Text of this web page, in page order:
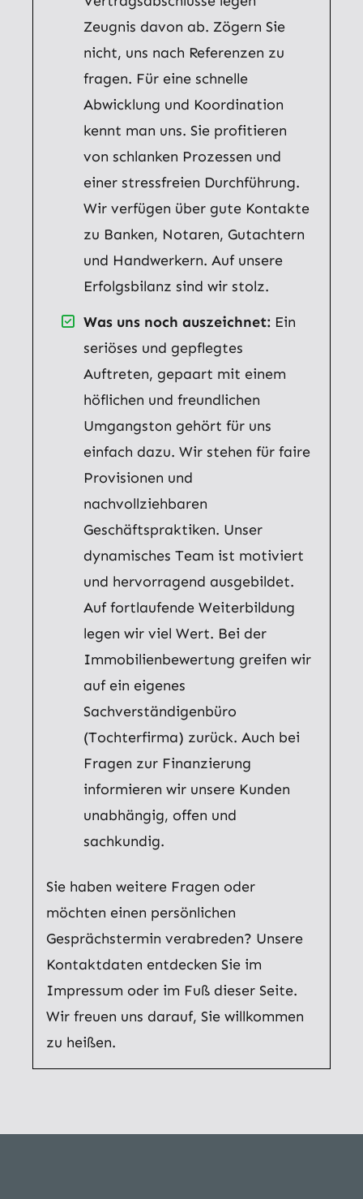
Zeugnis davon ab. Zögern Sie
nicht, uns nach Referenzen zu
fragen. Für eine schnelle
Abwicklung und Koordination
kennt man uns. Sie profitieren
von schlanken Prozessen und
einer stressfreien Durchführung.
Wir verfügen über gute Kontakte
zu Banken, Notaren, Gutachtern
und Handwerkern. Auf unsere
Erfolgsbilanz sind wir stolz.
Was uns noch auszeichnet: Ein
seriöses und gepflegtes
Auftreten, gepaart mit einem
höflichen und freundlichen
Umgangston gehört für uns
einfach dazu. Wir stehen für faire
Provisionen und
nachvollziehbaren
Geschäftspraktiken. Unser
dynamisches Team ist motiviert
und hervorragend ausgebildet.
Auf fortlaufende Weiterbildung
legen wir viel Wert. Bei der
Immobilienbewertung greifen wir
auf ein eigenes
Sachverständigenbüro
(Tochterfirma) zurück. Auch bei
Fragen zur Finanzierung
informieren wir unsere Kunden
unabhängig, offen und
sachkundig.
Sie haben weitere Fragen oder
möchten einen persönlichen
Gesprächstermin verabreden? Unsere
Kontaktdaten entdecken Sie im
Impressum oder im Fuß dieser Seite.
Wir freuen uns darauf, Sie willkommen
zu heißen.